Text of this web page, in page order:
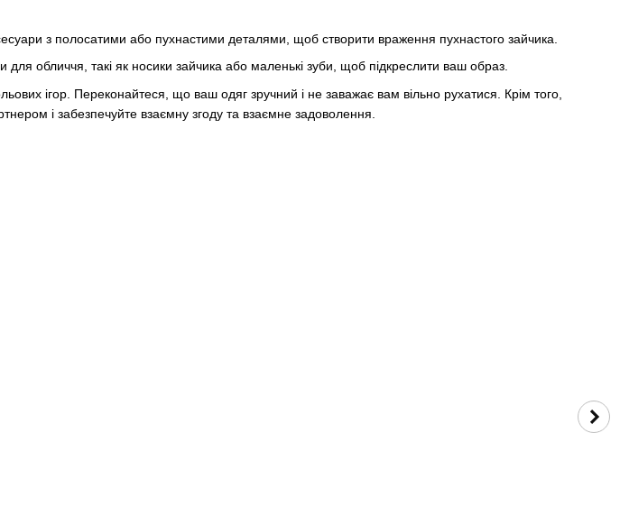
з полосатими або пухнастими деталями, щоб створити враження пухнастого зайчика.
для обличчя, такі як носики зайчика або маленькі зуби, щоб підкреслити ваш образ.
ігор. Переконайтеся, що ваш одяг зручний і не заважає вам вільно рухатися. Крім того,
і забезпечуйте взаємну згоду та взаємне задоволення.